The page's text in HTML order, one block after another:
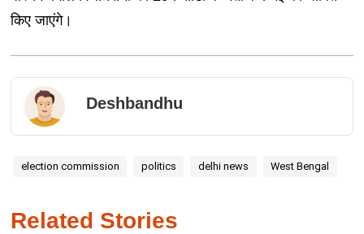
किए जाएंगे।
Deshbandhu
election commission politics delhi news West Bengal
Related Stories